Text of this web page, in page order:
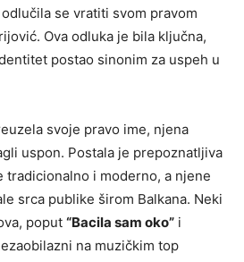
se vratiti svom pravom
Ova odluka je bila ključna,
postao sinonim za uspeh u
svoje pravo ime, njena
uspon. Postala je prepoznatljiva
tradicionalno i moderno, a njene
srca publike širom Balkana. Neki
poput “Bacila sam oko” i
na muzičkim top